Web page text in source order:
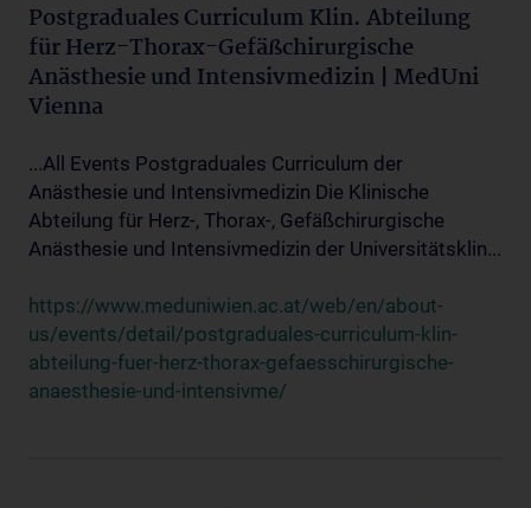
Postgraduales Curriculum Klin. Abteilung
für Herz-Thorax-Gefäßchirurgische
Anästhesie und Intensivmedizin | MedUni
Vienna
...All Events Postgraduales Curriculum der
Anästhesie und Intensivmedizin Die Klinische
Abteilung für Herz-, Thorax-, Gefäßchirurgische
Anästhesie und Intensivmedizin der Universitätsklin...
https://www.meduniwien.ac.at/web/en/about-
us/events/detail/postgraduales-curriculum-klin-
abteilung-fuer-herz-thorax-gefaesschirurgische-
anaesthesie-und-intensivme/